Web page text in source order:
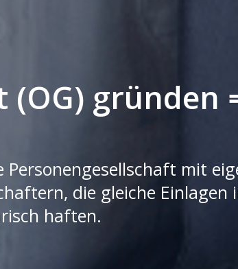
(OG) gründen
mit
die gleiche
haften.